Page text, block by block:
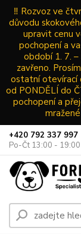
‼️ Rozvoz ve
důvodu
upravit cenu
pochopení a
období 1. 7.
zavřeno.
ostatní otevírací
od PONDĚLÍ do
pochopení a
+420 792 337 997
Po-Čt 13:00 - 19:00